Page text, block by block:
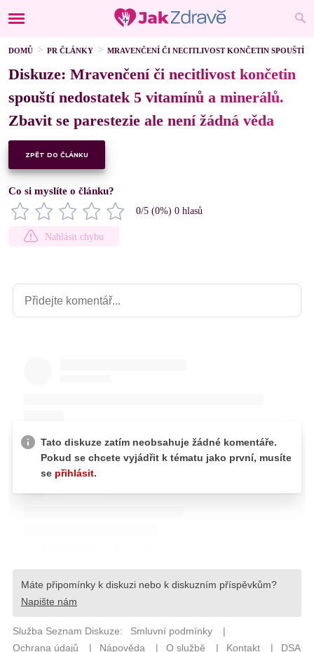
DOMŮ PR ČLÁNKY MRAVENČENÍ ČI NECITLIVOST KONČETIN SPOUŠTÍ
Diskuze: Mravenčení či necitlivost končetin
spouští nedostatek 5 vitamínů a minerálů.
Zbavit se parestezie ale není žádná věda
ZPĚT DO ČLÁNKU
Co si myslíte o článku?
0/5 (0%) 0 hlasů
Nahlásit chybu